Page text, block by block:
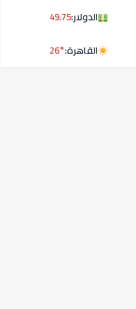
الدولار:49.75
القاهرة:26°